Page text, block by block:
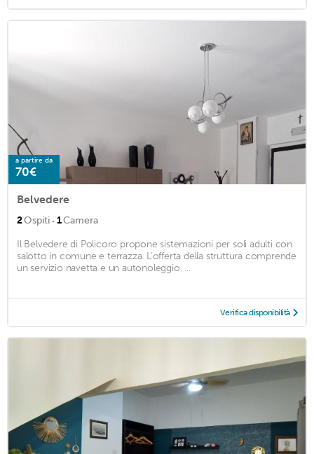
a partire da
70€
Belvedere
2Ospiti · 1Camera
Il Belvedere di Policoro propone sistemazioni per soli adulti con
salotto in comune e terrazza. L’offerta della struttura comprende
un servizio navetta e un autonoleggio. ...
Verifica disponibilità